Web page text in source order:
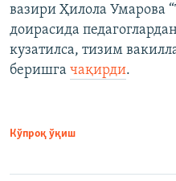
вазири Ҳилола Умарова
доирасида
кузатилса, тизим
беришга чақирди.
Кўпроқ ўқиш